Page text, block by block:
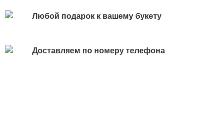
Любой подарок к вашему букету
Доставляем по номеру телефона